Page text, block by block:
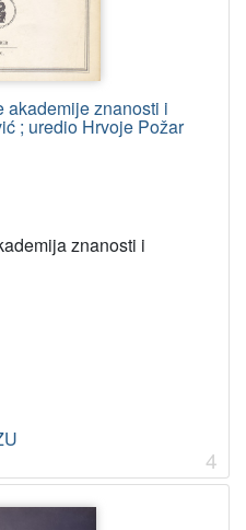
akademije znanosti i
; uredio Hrvoje Požar
znanosti i
4